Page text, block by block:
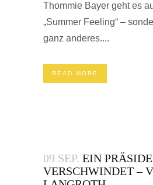
Thommie Bayer geht es
„Summer Feeling“ –
ganz anderes....
READ MORE
09 SEP. EIN
VERSCHWINDET –